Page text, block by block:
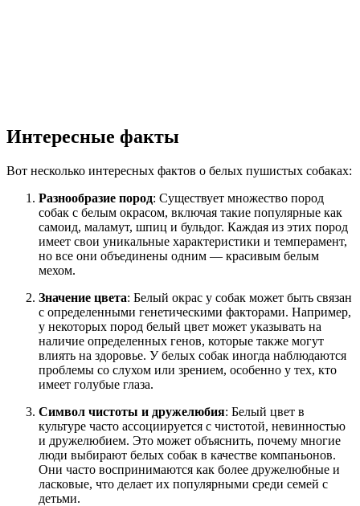
Интересные факты
Вот несколько интересных фактов о белых пушистых собаках:
Разнообразие пород: Существует множество пород
собак с белым окрасом, включая такие популярные как
самоид, маламут, шпиц и бульдог. Каждая из этих пород
имеет свои уникальные характеристики и темперамент,
но все они объединены одним — красивым белым
мехом.
Значение цвета: Белый окрас у собак может быть связан
с определенными генетическими факторами. Например,
у некоторых пород белый цвет может указывать на
наличие определенных генов, которые также могут
влиять на здоровье. У белых собак иногда наблюдаются
проблемы со слухом или зрением, особенно у тех, кто
имеет голубые глаза.
Символ чистоты и дружелюбия: Белый цвет в
культуре часто ассоциируется с чистотой, невинностью
и дружелюбием. Это может объяснить, почему многие
люди выбирают белых собак в качестве компаньонов.
Они часто воспринимаются как более дружелюбные и
ласковые, что делает их популярными среди семей с
детьми.